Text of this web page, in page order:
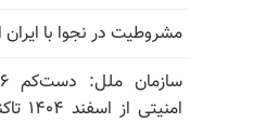
مشروطیت در نجوا با ایران